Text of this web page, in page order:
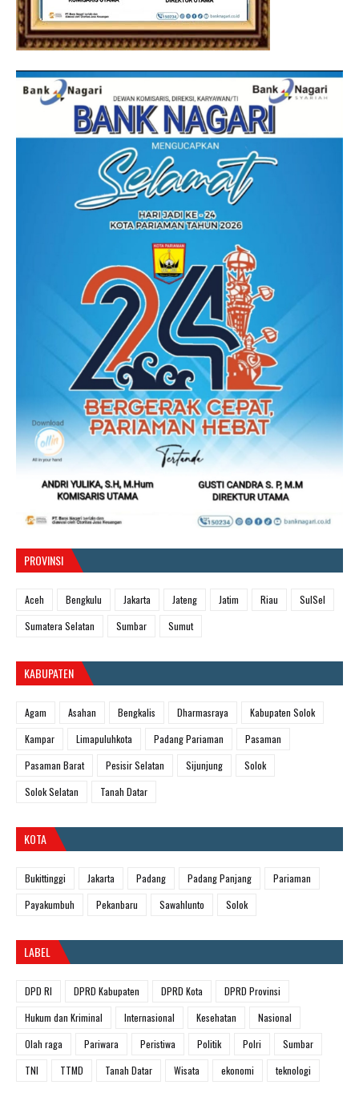
PROVINSI
Aceh Bengkulu Jakarta Jateng Jatim Riau
SulSel
Sumatera Selatan
Sumbar Sumut
KABUPATEN
Agam Asahan Bengkalis Dharmasraya
Kabupaten Solok
Kampar
Limapuluhkota Padang Pariaman
Pasaman
Pasaman Barat
Pesisir Selatan Sijunjung
Solok
Solok Selatan
Tanah Datar
KOTA
Bukittinggi Jakarta Padang Padang Panjang
Pariaman
Payakumbuh
Pekanbaru Sawahlunto Solok
LABEL
DPD RI DPRD Kabupaten DPRD Kota
DPRD Provinsi
Hukum dan Kriminal
Internasional Kesehatan
Nasional
Olah raga
Pariwara Peristiwa Politik Polri
Sumbar
TNI
TTMD Tanah Datar Wisata ekonomi teknologi